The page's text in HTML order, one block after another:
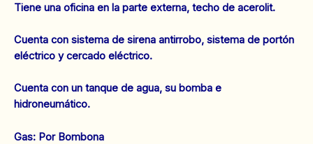
Tiene una oficina en la parte externa, techo de acerolit.
Cuenta con sistema de sirena antirrobo, sistema de portón
eléctrico y cercado eléctrico.
Cuenta con un tanque de agua, su bomba e
hidroneumático.
Gas: Por Bombona